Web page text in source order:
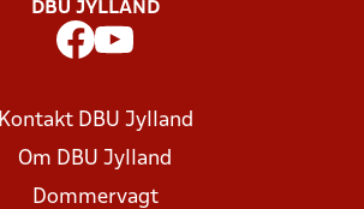
DBU JYLLAND
Kontakt DBU Jylland
Om DBU Jylland
Dommervagt